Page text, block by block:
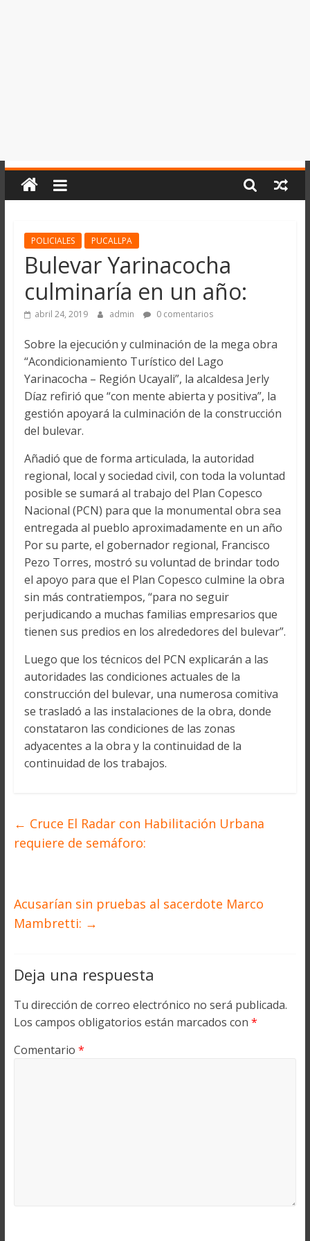
POLICIALES PUCALLPA
Bulevar Yarinacocha
culminaría en un año:
abril 24, 2019 admin 0 comentarios
Sobre la ejecución y culminación de la mega obra
“Acondicionamiento Turístico del Lago
Yarinacocha – Región Ucayali”, la alcaldesa Jerly
Díaz refirió que “con mente abierta y positiva”, la
gestión apoyará la culminación de la construcción
del bulevar.
Añadió que de forma articulada, la autoridad
regional, local y sociedad civil, con toda la voluntad
posible se sumará al trabajo del Plan Copesco
Nacional (PCN) para que la monumental obra sea
entregada al pueblo aproximadamente en un año
Por su parte, el gobernador regional, Francisco
Pezo Torres, mostró su voluntad de brindar todo
el apoyo para que el Plan Copesco culmine la obra
sin más contratiempos, “para no seguir
perjudicando a muchas familias empresarios que
tienen sus predios en los alrededores del bulevar”.
Luego que los técnicos del PCN explicarán a las
autoridades las condiciones actuales de la
construcción del bulevar, una numerosa comitiva
se trasladó a las instalaciones de la obra, donde
constataron las condiciones de las zonas
adyacentes a la obra y la continuidad de la
continuidad de los trabajos.
← Cruce El Radar con Habilitación Urbana
requiere de semáforo:
Acusarían sin pruebas al sacerdote Marco
Mambretti: →
Deja una respuesta
Tu dirección de correo electrónico no será publicada.
Los campos obligatorios están marcados con *
Comentario *